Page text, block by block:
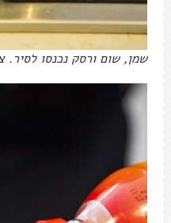
שמן, שום ורסק נכנסו לסיר.